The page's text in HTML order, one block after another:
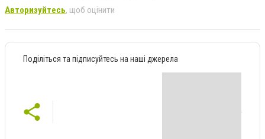
Авторизуйтесь, щоб оцінити
Поділіться та підписуйтесь на наші джерела